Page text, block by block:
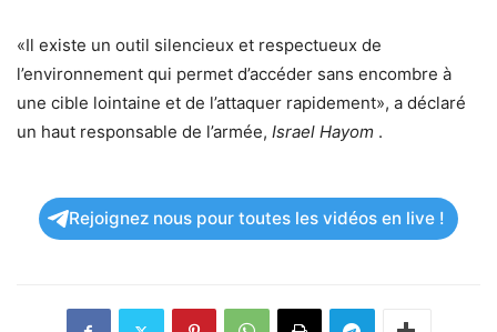
«Il existe un outil silencieux et respectueux de
l’environnement qui permet d’accéder sans encombre à
une cible lointaine et de l’attaquer rapidement», a déclaré
un haut responsable de l’armée, Israel Hayom .
Rejoignez nous pour toutes les vidéos en live !